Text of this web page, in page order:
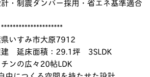
県いすみ市大原7912
建 延床面積：29.1坪 3SLDK
ンの広々20帖LDK